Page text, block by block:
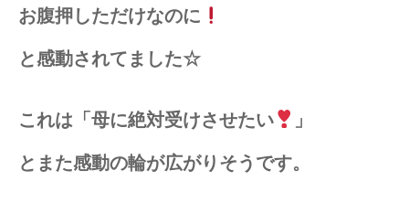
お腹押しただけなのに
と感動されてました☆
これは「母に絶対受けさせたい 」
とまた感動の輪が広がりそうです。